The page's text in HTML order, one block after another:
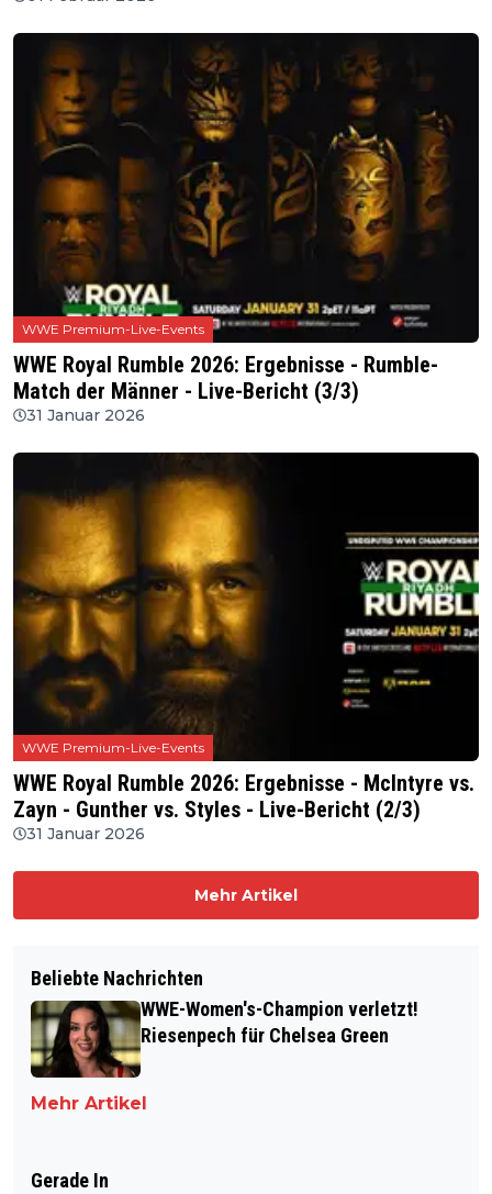
WWE Premium-Live-Events
WWE Royal Rumble 2026: Ergebnisse - Rumble-
Match der Männer - Live-Bericht (3/3)
31 Januar 2026
WWE Premium-Live-Events
WWE Royal Rumble 2026: Ergebnisse - McIntyre vs.
Zayn - Gunther vs. Styles - Live-Bericht (2/3)
31 Januar 2026
Mehr Artikel
Beliebte Nachrichten
WWE-Women's-Champion verletzt!
Riesenpech für Chelsea Green
Mehr Artikel
Gerade In